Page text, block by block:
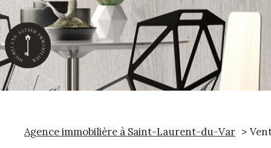
Agence immobilière à Saint-Laurent-du-Var